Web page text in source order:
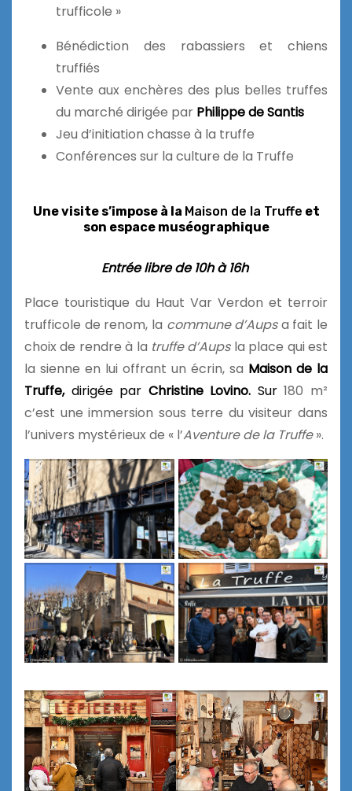
trufficole »
Bénédiction des rabassiers et chiens
truffiés
Vente aux enchères des plus belles truffes
du marché dirigée par Philippe de Santis
Jeu d’initiation chasse à la truffe
Conférences sur la culture de la Truffe
Une visite s’impose à la Maison de la Truffe et
son espace muséographique
Entrée libre de 10h à 16h
Place touristique du Haut Var Verdon et terroir
trufficole de renom, la commune d’Aupsa fait le
choix de rendre à la truffe d’Aupsla place qui est
la sienne en lui offrant un écrin, sa Maison de la
Truffe, dirigée par Christine Lovino. Sur180 m²
c’est une immersion sous terre du visiteur dans
l’univers mystérieux de « l’Aventure de la Truffe».